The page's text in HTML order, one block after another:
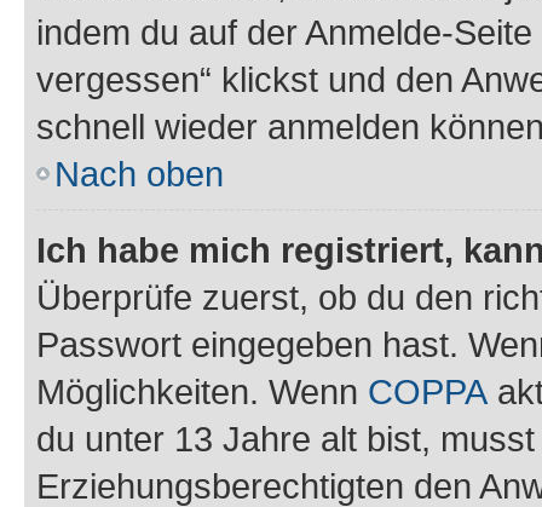
indem du auf der Anmelde-
vergessen“ klickst und den
schnell wieder anmelden
Nach oben
Ich habe mich registriert,
Überprüfe zuerst, ob du den
Passwort eingegeben hast.
Möglichkeiten. Wenn COPPA
du unter 13 Jahre alt bist,
Erziehungsberechtigten den